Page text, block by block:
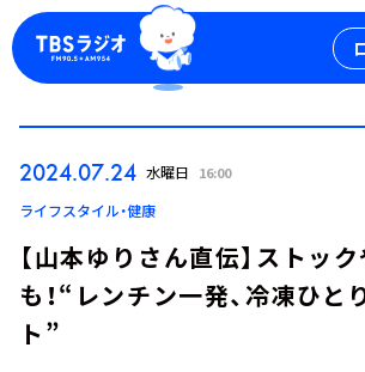
ログイン
2024.07.24 水曜日 16:00
ライフスタイル・健康
【山本ゆりさん直伝】ストッ
も！“レンチン一発、冷凍ひと
ト”